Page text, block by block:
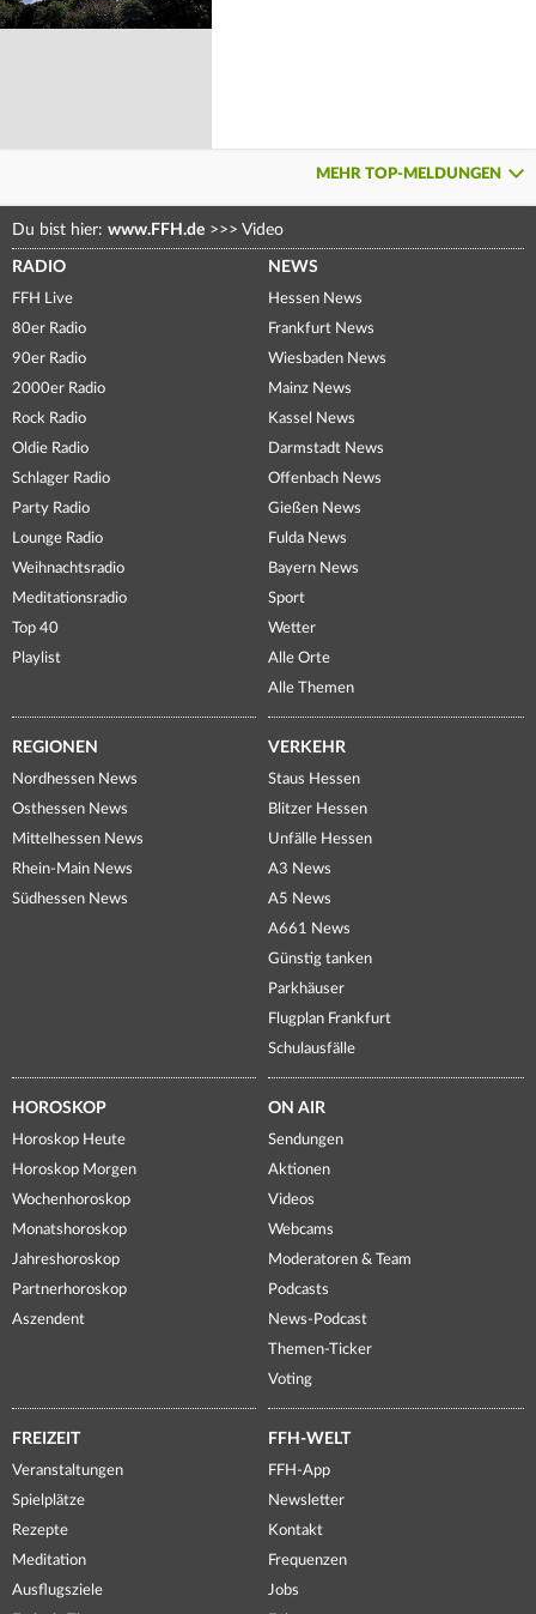
MEHR TOP-MELDUNGEN
Du bist hier: www.FFH.de >>> Video
RADIO
FFH Live
80er Radio
90er Radio
2000er Radio
Rock Radio
Oldie Radio
Schlager Radio
Party Radio
Lounge Radio
Weihnachtsradio
Meditationsradio
Top 40
Playlist
NEWS
Hessen News
Frankfurt News
Wiesbaden News
Mainz News
Kassel News
Darmstadt News
Offenbach News
Gießen News
Fulda News
Bayern News
Sport
Wetter
Alle Orte
Alle Themen
REGIONEN
Nordhessen News
Osthessen News
Mittelhessen News
Rhein-Main News
Südhessen News
VERKEHR
Staus Hessen
Blitzer Hessen
Unfälle Hessen
A3 News
A5 News
A661 News
Günstig tanken
Parkhäuser
Flugplan Frankfurt
Schulausfälle
HOROSKOP
Horoskop Heute
Horoskop Morgen
Wochenhoroskop
Monatshoroskop
Jahreshoroskop
Partnerhoroskop
Aszendent
ON AIR
Sendungen
Aktionen
Videos
Webcams
Moderatoren & Team
Podcasts
News-Podcast
Themen-Ticker
Voting
FREIZEIT
Veranstaltungen
Spielplätze
Rezepte
Meditation
Ausflugsziele
FFH-WELT
FFH-App
Newsletter
Kontakt
Frequenzen
Jobs